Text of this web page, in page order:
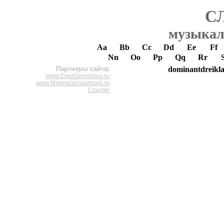
Aa Bb Cc Dd Ee
Ff
Nn
Oo Pp Qq Rr
Партнеры сайта:
www.EgorGerasimov.ru
www.MarinaGerasimova.ru
Ссылки